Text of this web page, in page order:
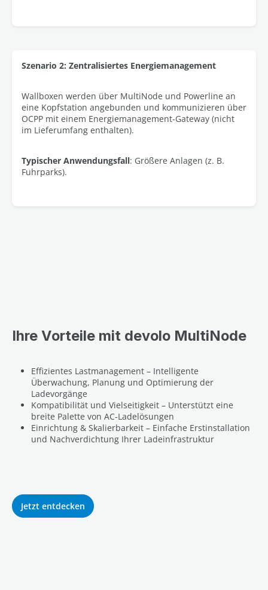
Szenario 2: Zentralisiertes Energiemanagement
Wallboxen werden über MultiNode und Powerline an
eine Kopfstation angebunden und kommunizieren über
OCPP mit einem Energiemanagement-Gateway (nicht
im Lieferumfang enthalten).
Typischer Anwendungsfall: Größere Anlagen (z. B.
Fuhrparks).
Ihre Vorteile mit devolo MultiNode
Effizientes Lastmanagement – Intelligente
Überwachung, Planung und Optimierung der
Ladevorgänge
Kompatibilität und Vielseitigkeit – Unterstützt eine
breite Palette von AC-Ladelösungen
Einrichtung & Skalierbarkeit – Einfache Erstinstallation
und Nachverdichtung Ihrer Ladeinfrastruktur
Jetzt entdecken